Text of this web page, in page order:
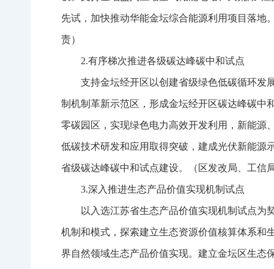
先试，加快推动华能金坛综合能源利用项目落地
责）
2.有序梯次推进各级碳达峰碳中和试点
支持金坛经开区以创建省级绿色低碳循环发
制机制革新示范区，形成金坛经开区碳达峰碳中
零碳园区，实现绿色电力高效开发利用，新能源
低碳技术研发和应用取得突破，建成光伏新能源
省级碳达峰碳中和试点建设。（区发改局、工信
3.深入推进生态产品价值实现机制试点
以入选江苏省生态产品价值实现机制试点为
机制和模式，探索建立生态资源价值核算体系和
界自然领域生态产品价值实现。建立金坛区生态